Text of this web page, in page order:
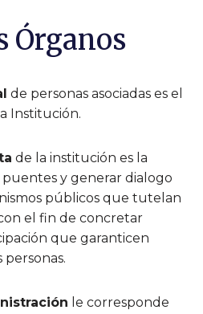
Órganos
de personas asociadas es el
Institución.
de la institución es la
y generar dialogo
públicos que tutelan
el fin de concretar
que garanticen
personas.
le corresponde